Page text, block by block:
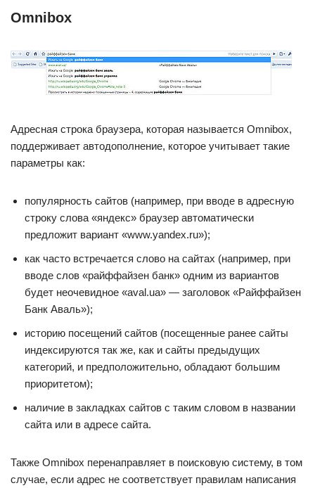
Omnibox
Адресная строка браузера, которая называется Omnibox,
поддерживает автодополнение, которое учитывает такие
параметры как:
популярность сайтов (например, при вводе в адресную
строку слова «яндекс» браузер автоматически
предложит вариант «www.yandex.ru»);
как часто встречается слово на сайтах (например, при
вводе слов «райффайзен банк» одним из вариантов
будет неочевидное «aval.ua» — заголовок «Райффайзен
Банк Аваль»);
историю посещений сайтов (посещенные ранее сайты
индексируются так же, как и сайты предыдущих
категорий, и предположительно, обладают большим
приоритетом);
наличие в закладках сайтов с таким словом в названии
сайта или в адресе сайта.
Также Omnibox перенаправляет в поисковую систему, в том
случае, если адрес не соответствует правилам написания